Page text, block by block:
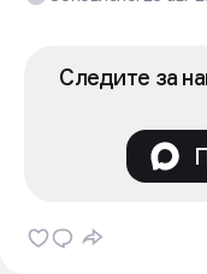
Следите за